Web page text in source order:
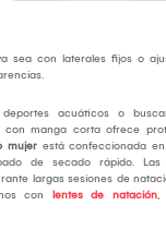
sea con laterales fijos o
acuáticos o
manga corta ofrece
mujer está confeccionada
de secado rápido. Las
largas sesiones de
con
lentes de natación,